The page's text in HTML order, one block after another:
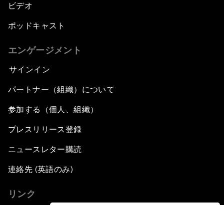
ビデオ
ポッドキャスト
エンゲージメント
サインイン
パートナー（組織）について
参加する（個人、組織）
プレスリリース登録
ニュースレター購読
連絡先 (英語のみ)
リンク